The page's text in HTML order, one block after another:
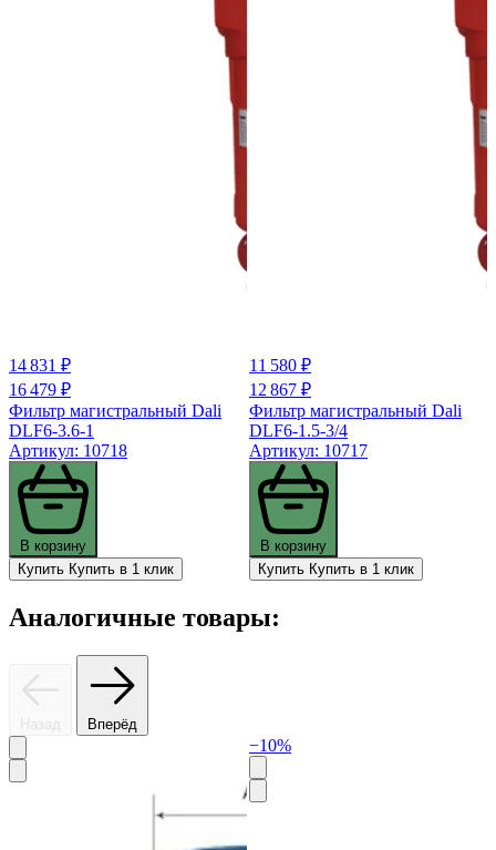
14 831 ₽
16 479 ₽
Фильтр магистральный Dali
DLF6-3.6-1
Артикул: 10718
В корзину
Купить Купить в 1 клик
11 580 ₽
12 867 ₽
Фильтр магистральный Dali
DLF6-1.5-3/4
Артикул: 10717
В корзину
Купить Купить в 1 клик
Аналогичные товары:
Назад Вперёд
−10%